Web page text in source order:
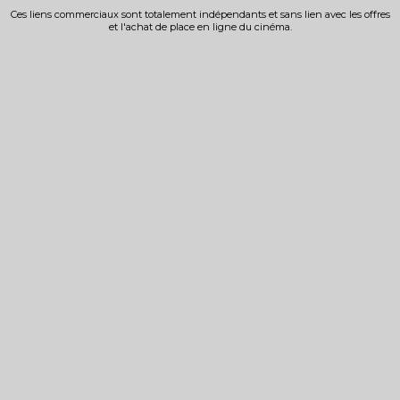
Ces liens commerciaux sont totalement indépendants et sans lien avec les offres
et l'achat de place en ligne du cinéma.